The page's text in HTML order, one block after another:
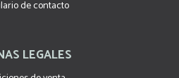
de contacto
LEGALES